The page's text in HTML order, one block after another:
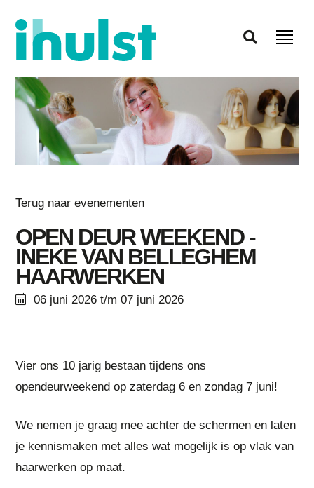
Terug naar evenementen
OPEN DEUR WEEKEND -
INEKE VAN BELLEGHEM
HAARWERKEN
06 juni 2026 t/m 07 juni 2026
Vier ons 10 jarig bestaan tijdens ons
opendeurweekend op zaterdag 6 en zondag 7 juni!
We nemen je graag mee achter de schermen en laten
je kennismaken met alles wat mogelijk is op vlak van
haarwerken op maat.